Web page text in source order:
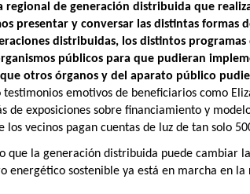
regional de generación distribuida que
presentar y conversar las distintas formas
distribuidas, los distintos
públicos para que pudieran
otros órganos y del aparato público
testimonios emotivos de beneficiarios como
de exposiciones sobre financiamiento y
los vecinos pagan cuentas de luz de tan solo
que la generación distribuida puede cambiar
energético sostenible ya está en marcha en la